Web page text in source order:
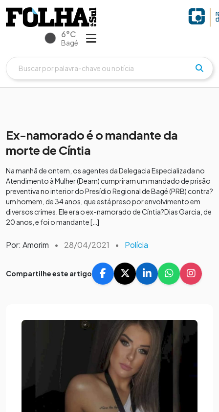
6°C
Bagé
Ex-namorado é o mandante da
morte de Cíntia
Na manhã de ontem, os agentes da Delegacia Especializada no
Atendimento à Mulher (Deam) cumpriram um mandado de prisão
preventiva no interior do Presídio Regional de Bagé (PRB) contra?
um homem, de 34 anos, que está preso por envolvimento em
diversos crimes. Ele era o ex-namorado de Cíntia?Dias Garcia, de
20 anos, e foi o mandante […]
Por: Amorim • 28/04/2021 • Polícia
Compartilhe este artigo